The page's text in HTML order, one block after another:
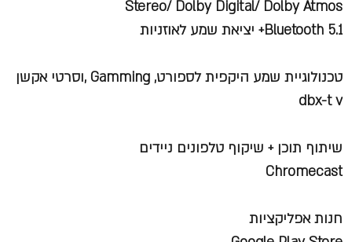
Stereo/ Dolby Digital/ Dolby Atmos
Bluetooth 5.1+ יציאת שמע לאוזניות
טכנולוגיית שמע היקפית לספורט, Gamming ,וסרטי אקשן
dbx-t v
שיתוף תוכן + שיקוף טלפונים ניידים
Chromecast
חנות אפליקציות